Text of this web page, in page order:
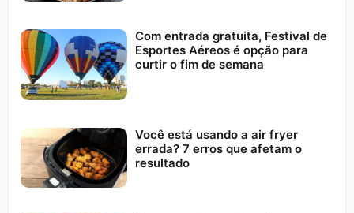
Com entrada gratuita, Festival de
Esportes Aéreos é opção para
curtir o fim de semana
Você está usando a air fryer
errada? 7 erros que afetam o
resultado